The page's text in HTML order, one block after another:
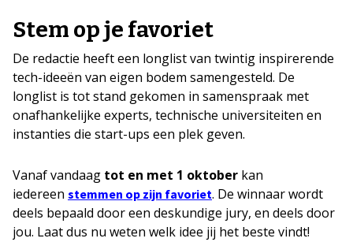
Stem op je favoriet
De redactie heeft een longlist van twintig inspirerende
tech-ideeën van eigen bodem samengesteld. De
longlist is tot stand gekomen in samenspraak met
onafhankelijke experts, technische universiteiten en
instanties die start-ups een plek geven.
Vanaf vandaag tot en met 1 oktober kan
iedereen stemmen op zijn favoriet. De winnaar wordt
deels bepaald door een deskundige jury, en deels door
jou. Laat dus nu weten welk idee jij het beste vindt!